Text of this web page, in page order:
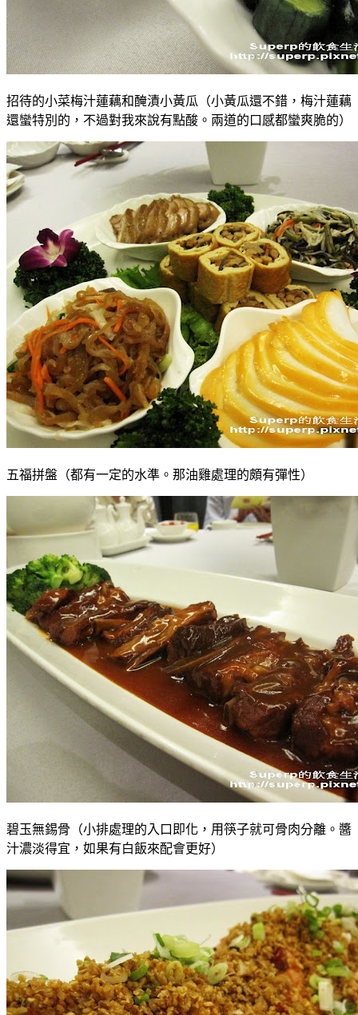
招待的小菜梅汁蓮藕和醃漬小黃瓜（小黃瓜還不錯，梅汁蓮藕
還蠻特別的，不過對我來說有點酸。兩道的口感都蠻爽脆的）
五福拼盤（都有一定的水準。那油雞處理的頗有彈性）
碧玉無錫骨（小排處理的入口即化，用筷子就可骨肉分離。醬
汁濃淡得宜，如果有白飯來配會更好）